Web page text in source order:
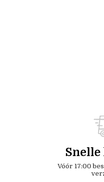
Vóór 17:00